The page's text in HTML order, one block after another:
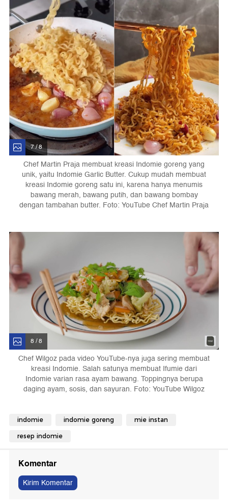
7 / 8
Chef Martin Praja membuat kreasi Indomie goreng yang
unik, yaitu Indomie Garlic Butter. Cukup mudah membuat
kreasi Indomie goreng satu ini, karena hanya menumis
bawang merah, bawang putih, dan bawang bombay
dengan tambahan butter. Foto: YouTube Chef Martin Praja
8 / 8
Chef Wilgoz pada video YouTube-nya juga sering membuat
kreasi Indomie. Salah satunya membuat Ifumie dari
Indomie varian rasa ayam bawang. Toppingnya berupa
daging ayam, sosis, dan sayuran. Foto: YouTube Wilgoz
indomie indomie goreng mie instan
resep indomie
Komentar
Kirim Komentar